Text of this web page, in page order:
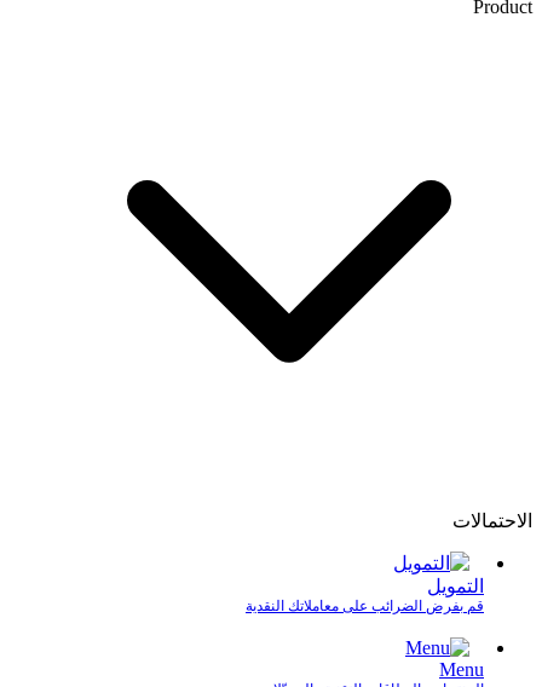
Product
الاحتمالات
التمويل
قم بفرض الضرائب على معاملاتك النقدية
Menu